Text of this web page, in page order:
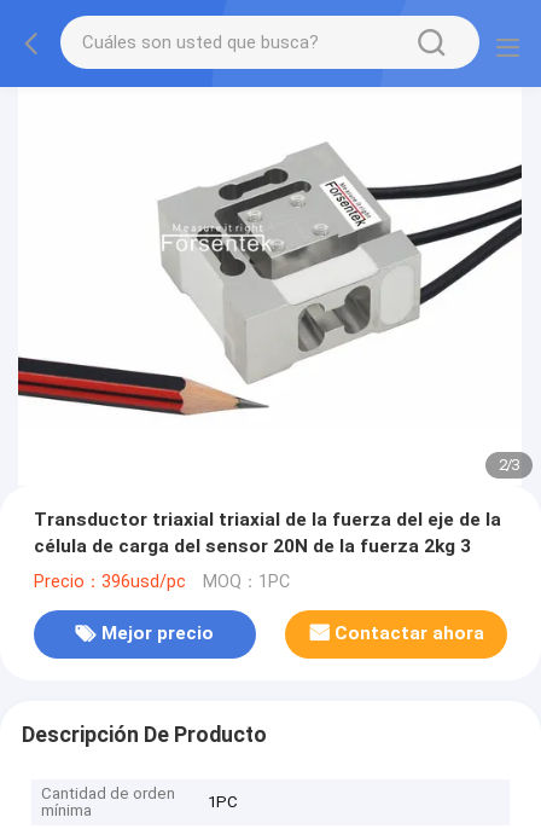
2/3
Transductor triaxial triaxial de la fuerza del eje de la
célula de carga del sensor 20N de la fuerza 2kg 3
Precio：396usd/pc MOQ：1PC
Mejor precio Contactar ahora
Descripción De Producto
Cantidad de orden
mínima
1PC